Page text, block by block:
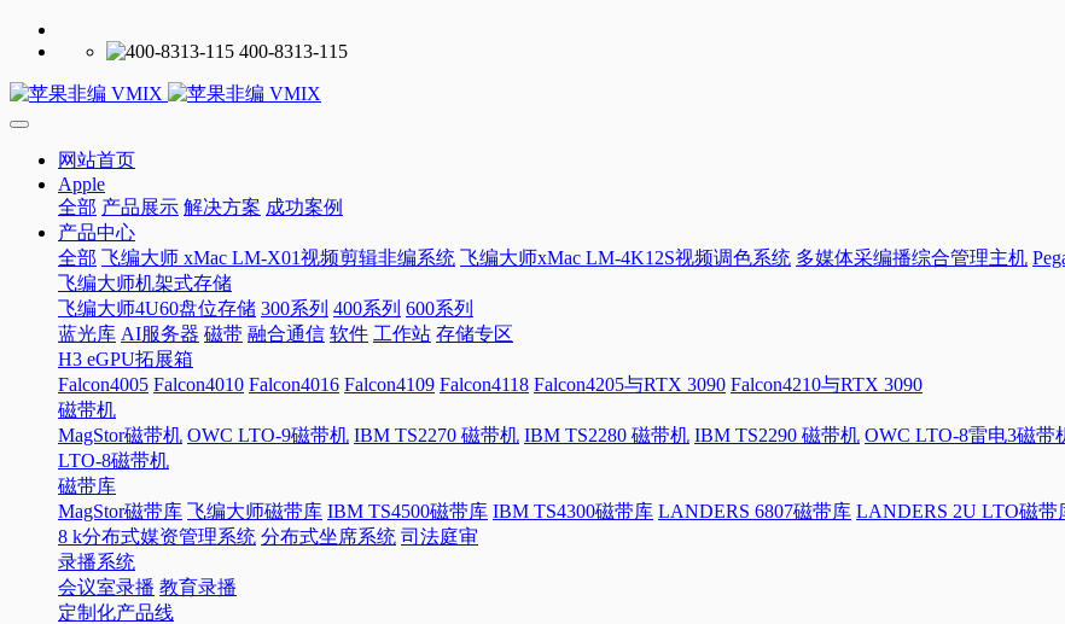
400-8313-115
网站首页
Apple
全部 产品展示 解决方案 成功案例
产品中心
全部 飞编大师 xMac LM-X01视频剪辑非编系统 飞编大师xMac LM-4K12S视频调色系统 多媒体采编播综合管理主机
飞编大师机架式存储
飞编大师4U60盘位存储 300系列 400系列 600系列
蓝光库 AI服务器 磁带 融合通信 软件 工作站 存储专区
H3 eGPU拓展箱
Falcon4005 Falcon4010 Falcon4016 Falcon4109 Falcon4118 Falcon4205与RTX 3090 Falcon4210与RTX 3090
磁带机
MagStor磁带机 OWC LTO-9磁带机 IBM TS2270 磁带机 IBM TS2280 磁带机 IBM TS2290 磁带机 OWC LTO-8雷电3磁带
LTO-8磁带机
磁带库
MagStor磁带库 飞编大师磁带库 IBM TS4500磁带库 IBM TS4300磁带库 LANDERS 6807磁带库 LANDERS 2U LTO磁带
8 k分布式媒资管理系统 分布式坐席系统 司法庭审
录播系统
会议室录播 教育录播
定制化产品线